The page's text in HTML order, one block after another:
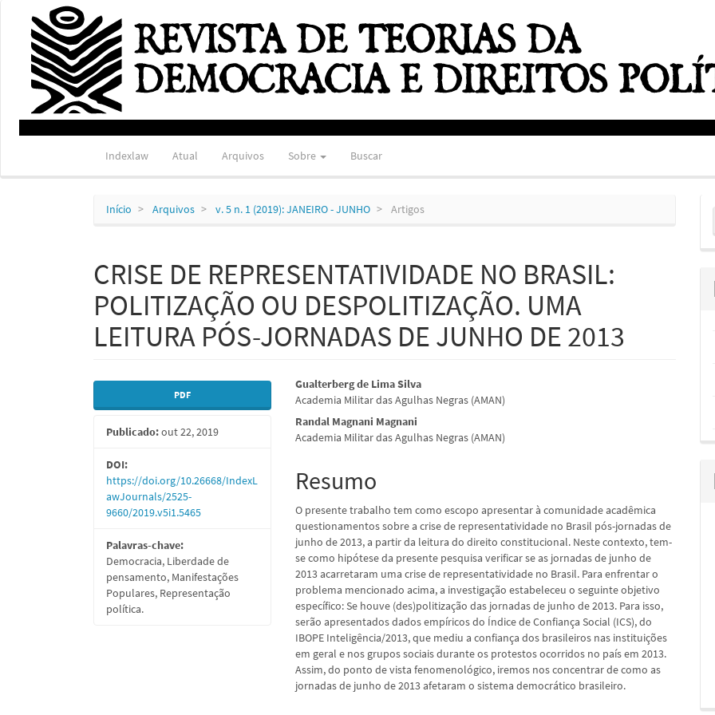
Navegação
Principal
Conteúdo
principal
Barra
Lateral
Indexlaw Atual Arquivos Sobre Buscar
Início Arquivos v. 5 n. 1 (2019): JANEIRO - JUNHO Artigos
CRISE DE REPRESENTATIVIDADE NO BRASIL:
POLITIZAÇÃO OU DESPOLITIZAÇÃO. UMA
LEITURA PÓS-JORNADAS DE JUNHO DE 2013
Barra
lateral
de
artigos
PDF
Publicado:out 22, 2019
DOI:
https://doi.org/10.26668/IndexL
awJournals/2525-
9660/2019.v5i1.5465
Palavras-chave:
Democracia, Liberdade de
pensamento, Manifestações
Populares, Representação
política.
Conteúdo
do
artigo
principal
Gualterberg de Lima Silva
Academia Militar das Agulhas Negras (AMAN)
Randal Magnani Magnani
Academia Militar das Agulhas Negras (AMAN)
Resumo
O presente trabalho tem como escopo apresentar à comunidade acadêmica
questionamentos sobre a crise de representatividade no Brasil pós-jornadas de
junho de 2013, a partir da leitura do direito constitucional. Neste contexto, tem-
se como hipótese da presente pesquisa verificar se as jornadas de junho de
2013 acarretaram uma crise de representatividade no Brasil. Para enfrentar o
problema mencionado acima, a investigação estabeleceu o seguinte objetivo
específico: Se houve (des)politização das jornadas de junho de 2013. Para isso,
serão apresentados dados empíricos do Índice de Confiança Social (ICS), do
IBOPE Inteligência/2013, que mediu a confiança dos brasileiros nas instituições
em geral e nos grupos sociais durante os protestos ocorridos no país em 2013.
Assim, do ponto de vista fenomenológico, iremos nos concentrar de como as
jornadas de junho de 2013 afetaram o sistema democrático brasileiro.